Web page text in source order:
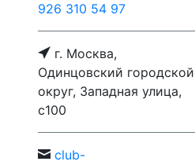
926 310 54 97
г. Москва,
Одинцовский городской
округ, Западная улица,
с100
club-